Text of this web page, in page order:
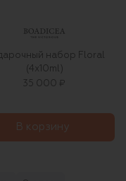
набор Floral
(4x10ml)
35 000 ₽
В корзину